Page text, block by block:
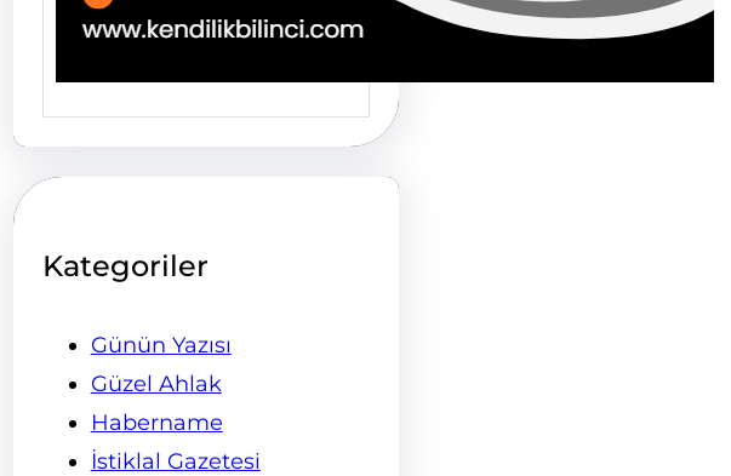
Kategoriler
Günün Yazısı
Güzel Ahlak
Habername
İstiklal Gazetesi